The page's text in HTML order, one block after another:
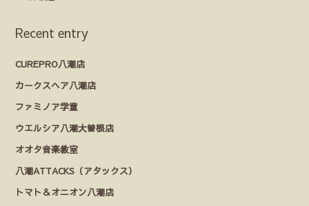
Recent entry
CUREPRO八潮店
カークスヘア八潮店
ファミノア学童
ウエルシア八潮大曽根店
オオタ音楽教室
八潮ATTACKS（アタックス）
トマト＆オニオン八潮店